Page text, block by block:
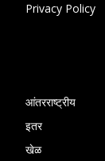
Privacy Policy
आंतरराष्ट्रीय
इतर
खेळ